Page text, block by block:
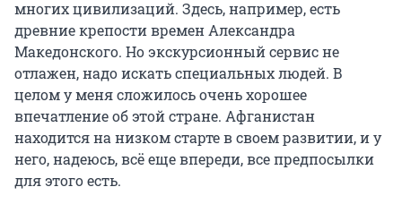
многих цивилизаций. Здесь, например, есть
древние крепости времен Александра
Македонского. Но экскурсионный сервис не
отлажен, надо искать специальных людей. В
целом у меня сложилось очень хорошее
впечатление об этой стране. Афганистан
находится на низком старте в своем развитии, и у
него, надеюсь, всё еще впереди, все предпосылки
для этого есть.